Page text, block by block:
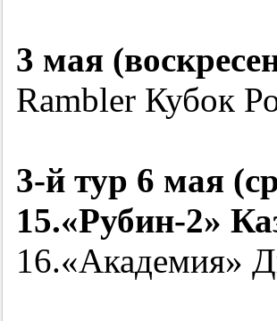
3 мая
Rambler Кубок
3-йтур 6 мая
15.«Рубин-2»
16.«Академия»